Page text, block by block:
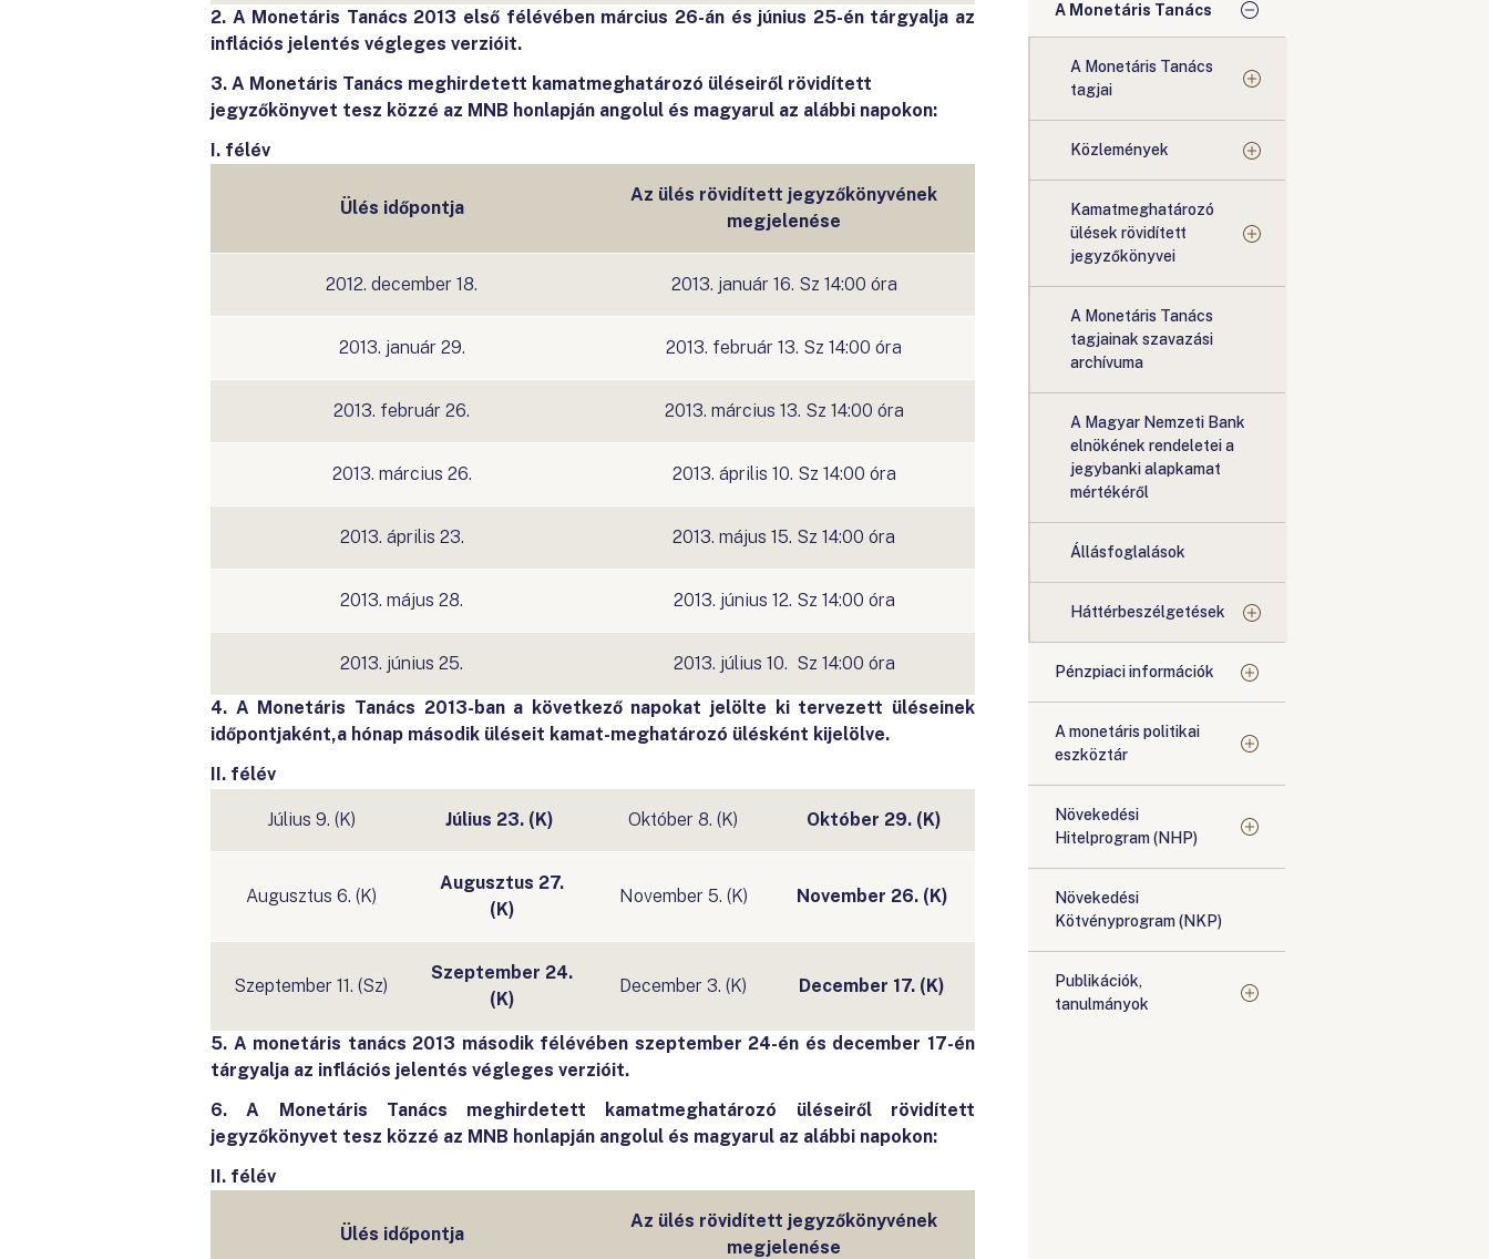
2. A Monetáris Tanács 2013 első félévében március 26-án és június 25-én tárgyalja az
inflációs jelentés végleges verzióit.
3. A Monetáris Tanács meghirdetett kamatmeghatározó üléseiről rövidített
jegyzőkönyvet tesz közzé az MNB honlapján angolul és magyarul az alábbi napokon:
I. félév
Ülés időpontja
Az ülés rövidített jegyzőkönyvének
megjelenése
2012. december 18. 2013. január 16. Sz 14:00 óra
2013. január 29. 2013. február 13. Sz 14:00 óra
2013. február 26. 2013. március 13. Sz 14:00 óra
2013. március 26. 2013. április 10. Sz 14:00 óra
2013. április 23. 2013. május 15. Sz 14:00 óra
2013. május 28. 2013. június 12. Sz 14:00 óra
2013. június 25. 2013. július 10. Sz 14:00 óra
4. A Monetáris Tanács 2013-ban a következő napokat jelölte ki tervezett üléseinek
időpontjaként,a hónap második üléseit kamat-meghatározó ülésként kijelölve.
II. félév
Július 9. (K) Július 23. (K) Október 8. (K) Október 29. (K)
Augusztus 6. (K)
Augusztus 27.
(K)
November 5. (K) November 26. (K)
Szeptember 11. (Sz)
Szeptember 24.
(K)
December 3. (K) December 17. (K)
5. A monetáris tanács 2013 második félévében szeptember 24-én és december 17-én
tárgyalja az inflációs jelentés végleges verzióit.
6. A Monetáris Tanács meghirdetett kamatmeghatározó üléseiről rövidített
jegyzőkönyvet tesz közzé az MNB honlapján angolul és magyarul az alábbi napokon:
II. félév
Ülés időpontja
Az ülés rövidített jegyzőkönyvének
megjelenése
A Monetáris Tanács
A Monetáris Tanács
tagjai
Közlemények
Kamatmeghatározó
ülések rövidített
jegyzőkönyvei
A Monetáris Tanács
tagjainak szavazási
archívuma
A Magyar Nemzeti Bank
elnökének rendeletei a
jegybanki alapkamat
mértékéről
Állásfoglalások
Háttérbeszélgetések
Pénzpiaci információk
A monetáris politikai
eszköztár
Növekedési
Hitelprogram (NHP)
Növekedési
Kötvényprogram (NKP)
Publikációk,
tanulmányok